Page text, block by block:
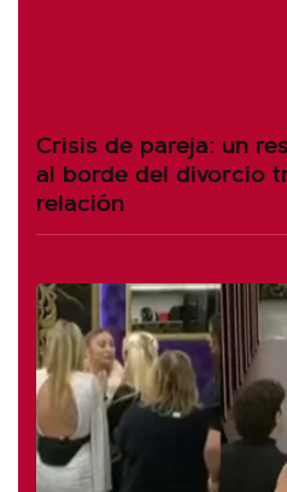
Crisis de pareja: un
al borde del divorcio
relación